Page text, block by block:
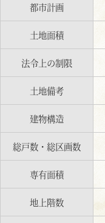
都市計画
土地面積
法令上の制限
土地備考
建物構造
総戸数・総区画数
専有面積
地上階数